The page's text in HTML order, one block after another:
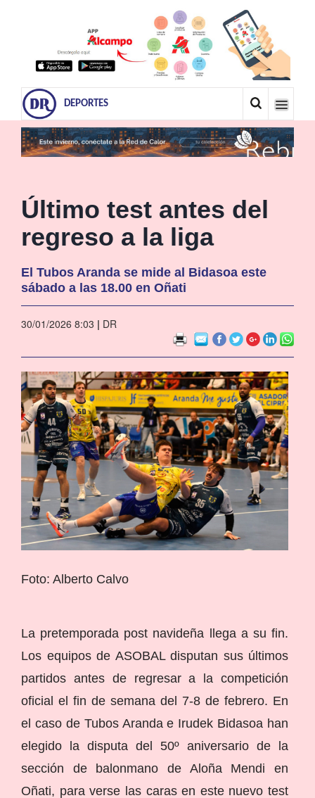
DEPORTES
Último test antes del
regreso a la liga
El Tubos Aranda se mide al Bidasoa este
sábado a las 18.00 en Oñati
30/01/2026 8:03 | DR
Foto: Alberto Calvo
La pretemporada post navideña llega a su fin.
Los equipos de ASOBAL disputan sus últimos
partidos antes de regresar a la competición
oficial el fin de semana del 7-8 de febrero. En
el caso de Tubos Aranda e Irudek Bidasoa han
elegido la disputa del 50º aniversario de la
sección de balonmano de Aloña Mendi en
Oñati, para verse las caras en este nuevo test